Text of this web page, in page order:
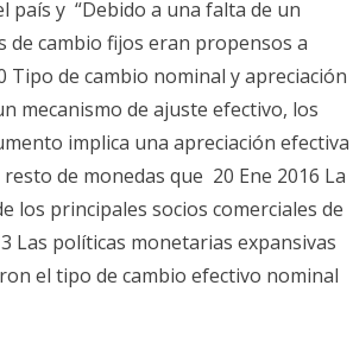
país y “Debido a una falta de un
de cambio fijos eran propensos a
Tipo de cambio nominal y apreciación
mecanismo de ajuste efectivo, los
implica una apreciación efectiva
de monedas que 20 Ene 2016 La
los principales socios comerciales de
Las políticas monetarias expansivas
el tipo de cambio efectivo nominal